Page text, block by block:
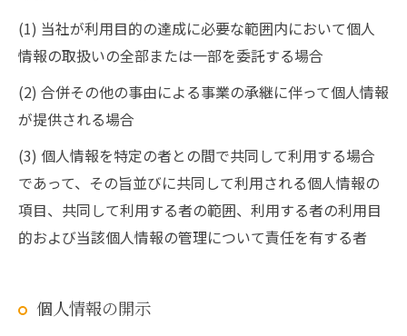
(1) 当社が利用目的の達成に必要な範囲内において個人
情報の取扱いの全部または一部を委託する場合
(2) 合併その他の事由による事業の承継に伴って個人情報
が提供される場合
(3) 個人情報を特定の者との間で共同して利用する場合
であって、その旨並びに共同して利用される個人情報の
項目、共同して利用する者の範囲、利用する者の利用目
的および当該個人情報の管理について責任を有する者
個人情報の開示